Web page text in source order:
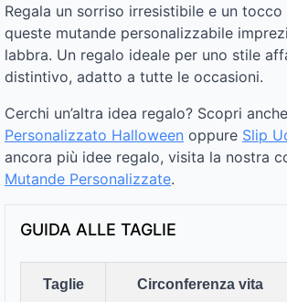
Regala un sorriso irresistibile e un
queste mutande personalizzabile
labbra. Un regalo ideale per uno stile
distintivo, adatto a tutte le occasioni.
Cerchi un’altra idea regalo? Scopri anche
Personalizzato Halloween oppure Slip
ancora più idee regalo, visita la nostra
Mutande Personalizzate.
GUIDA ALLE TAGLIE
Taglie Circonferenza vita